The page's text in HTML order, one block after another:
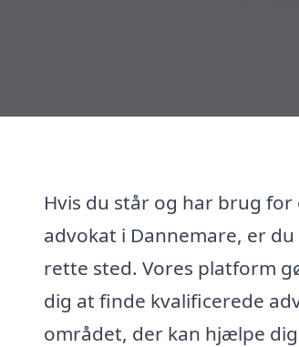
Hvis du står og har brug
advokat i Dannemare, er
rette sted. Vores platform
dig at finde kvalificerede
området, der kan hjælpe